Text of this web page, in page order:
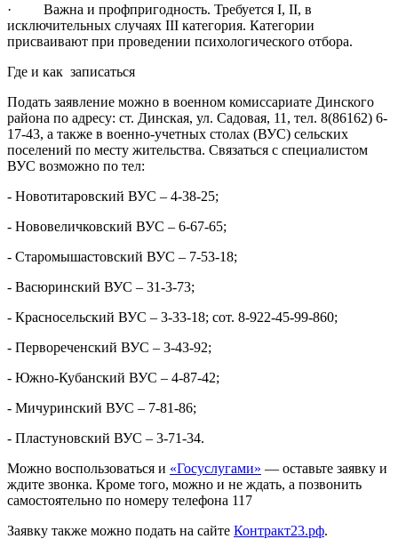
· Важна и профпригодность. Требуется I, II, в
исключительных случаях III категория. Категории
присваивают при проведении психологического отбора.
Где и как записаться
Подать заявление можно в военном комиссариате Динского
района по адресу: ст. Динская, ул. Садовая, 11, тел. 8(86162) 6-
17-43, а также в военно-учетных столах (ВУС) сельских
поселений по месту жительства. Связаться с специалистом
ВУС возможно по тел:
- Новотитаровский ВУС – 4-38-25;
- Нововеличковский ВУС – 6-67-65;
- Старомышастовский ВУС – 7-53-18;
- Васюринский ВУС – 31-3-73;
- Красносельский ВУС – 3-33-18; сот. 8-922-45-99-860;
- Первореченский ВУС – 3-43-92;
- Южно-Кубанский ВУС – 4-87-42;
- Мичуринский ВУС – 7-81-86;
- Пластуновский ВУС – 3-71-34.
Можно воспользоваться и «Госуслугами» — оставьте заявку и
ждите звонка. Кроме того, можно и не ждать, а позвонить
самостоятельно по номеру телефона 117
Заявку также можно подать на сайте Контракт23.рф.